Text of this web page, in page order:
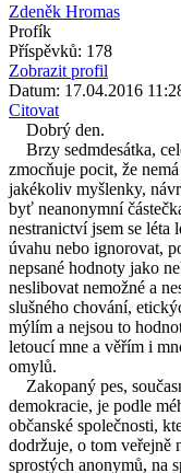
Zdeněk Hromas
Profík
Příspěvků: 178
Zobrazit profil
Datum: 17.04.2016
Citovat
Dobrý den.
Brzy sedmdesátka,
zmocňuje pocit, že
jakékoliv myšlenky,
byť neanonymní
nestranictví jsem se
úvahu nebo ignorovat,
nepsané hodnoty jako
neslibovat nemožné a
slušného chování,
mýlím a nejsou to
letoucí mne a věřím i
omylů.
Zakopaný pes,
demokracie, je podle
občanské společnosti,
dodržuje, o tom veřejně
sprostých anonymů, na